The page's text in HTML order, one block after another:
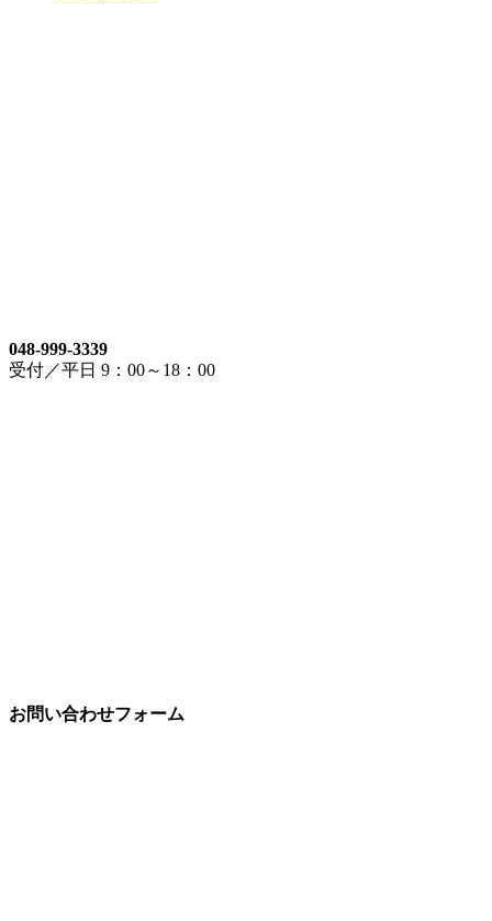
048-999-3339
受付／平日 9：00～18：00
お問い合わせフォーム